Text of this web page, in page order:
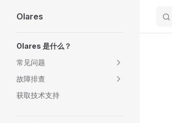
Skip to content
Olares
Olares 是什么？
常见问题
故障排查
获取技术支持